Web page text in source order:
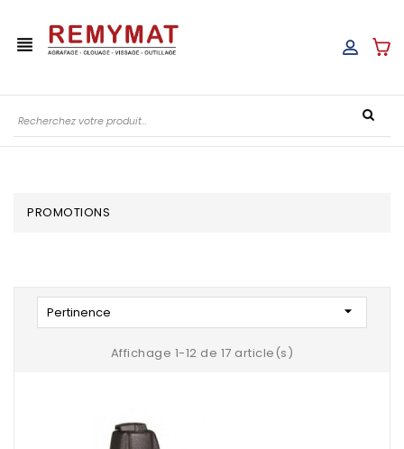
view_headline
PROMOTIONS
Pertinence 
Affichage 1-12 de 17 article(s)